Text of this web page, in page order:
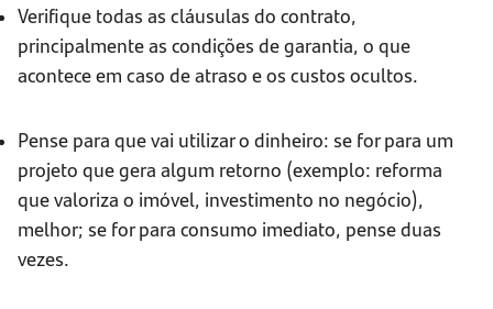
Verifique todas as cláusulas do contrato,
principalmente as condições de garantia, o que
acontece em caso de atraso e os custos ocultos.
Pense para que vai utilizar o dinheiro: se for para um
projeto que gera algum retorno (exemplo: reforma
que valoriza o imóvel, investimento no negócio),
melhor; se for para consumo imediato, pense duas
vezes.